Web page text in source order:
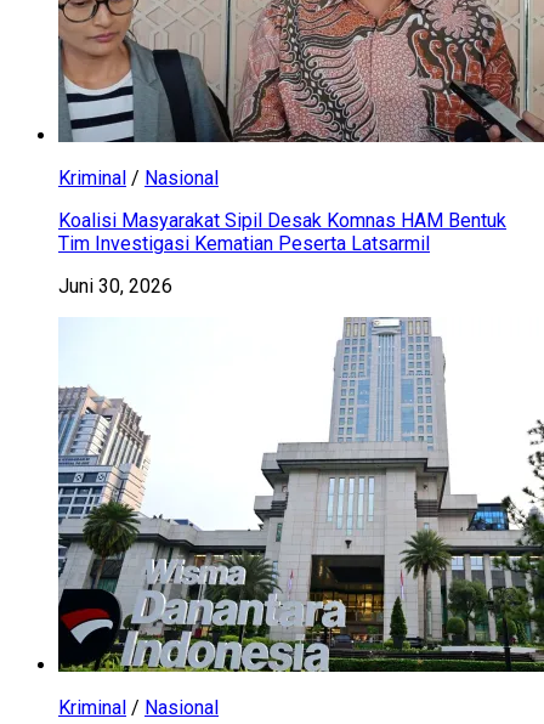
Kriminal / Nasional
Koalisi Masyarakat Sipil Desak Komnas HAM Bentuk
Tim Investigasi Kematian Peserta Latsarmil
Juni 30, 2026
Kriminal / Nasional